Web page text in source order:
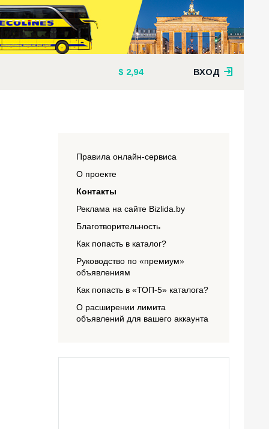
2,94 ВХОД
Правила онлайн-сервиса
О проекте
Контакты
Реклама на сайте Bizlida.by
Благотворительность
Как попасть в каталог?
Руководство по «премиум»
объявлениям
Как попасть в «ТОП-5» каталога?
О расширении лимита
объявлений для вашего аккаунта